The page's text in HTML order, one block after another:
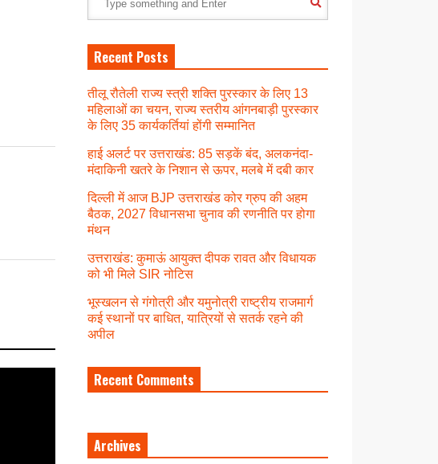
Recent Posts
तीलू रौतेली राज्य स्त्री शक्ति पुरस्कार के लिए 13
महिलाओं का चयन, राज्य स्तरीय आंगनबाड़ी पुरस्कार
के लिए 35 कार्यकर्तियां होंगी सम्मानित
हाई अलर्ट पर उत्तराखंड: 85 सड़कें बंद, अलकनंदा-
मंदाकिनी खतरे के निशान से ऊपर, मलबे में दबी कार
दिल्ली में आज BJP उत्तराखंड कोर ग्रुप की अहम
बैठक, 2027 विधानसभा चुनाव की रणनीति पर होगा
मंथन
उत्तराखंड: कुमाऊं आयुक्त दीपक रावत और विधायक
को भी मिले SIR नोटिस
भूस्खलन से गंगोत्री और यमुनोत्री राष्ट्रीय राजमार्ग
कई स्थानों पर बाधित, यात्रियों से सतर्क रहने की
अपील
Recent Comments
Archives